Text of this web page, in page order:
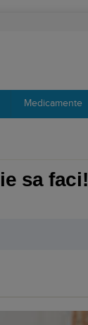
Medicamente
sa faci!